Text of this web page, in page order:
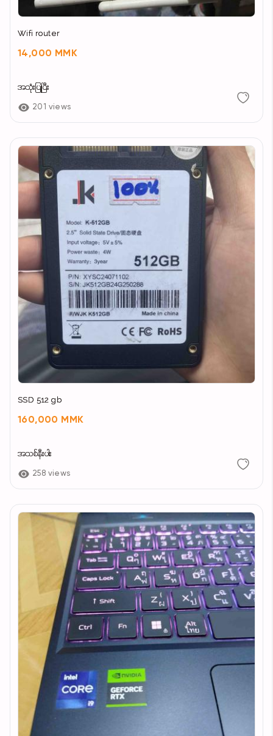
Wifi router
14,000 MMK
အသုံးပြုပြီး
201 views
SSD 512 gb
160,000 MMK
အသစ်နီးပါး
258 views